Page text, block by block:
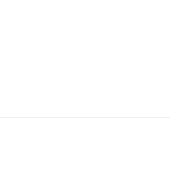
Baofeng: ларингофоны